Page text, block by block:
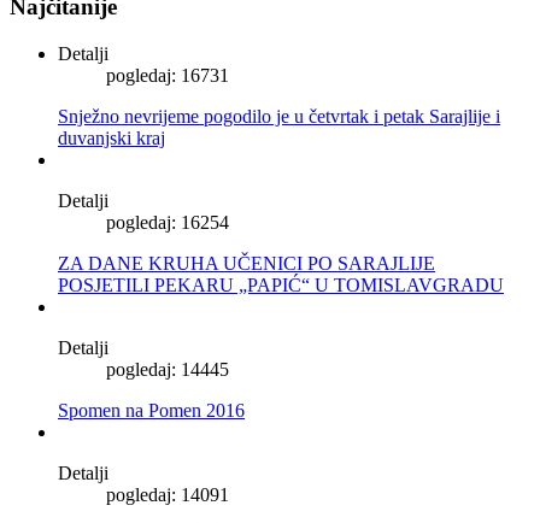
Najčitanije
Detalji
pogledaj: 16731
Snježno nevrijeme pogodilo je u četvrtak i petak Sarajlije i
duvanjski kraj
Detalji
pogledaj: 16254
ZA DANE KRUHA UČENICI PO SARAJLIJE
POSJETILI PEKARU „PAPIĆ“ U TOMISLAVGRADU
Detalji
pogledaj: 14445
Spomen na Pomen 2016
Detalji
pogledaj: 14091